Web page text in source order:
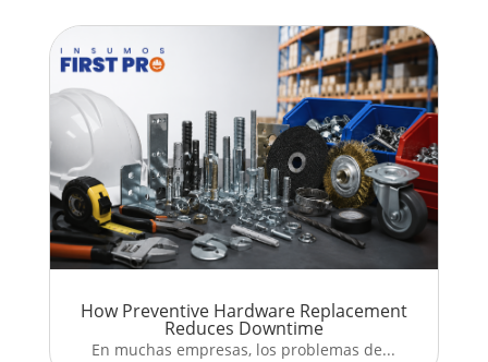
How Preventive Hardware Replacement
Reduces Downtime
En muchas empresas, los problemas de...